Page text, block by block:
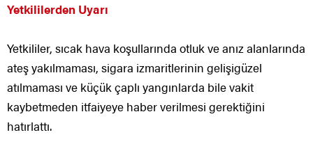
Yetkililerden Uyarı
Yetkililer, sıcak hava koşullarında otluk ve anız alanlarında
ateş yakılmaması, sigara izmaritlerinin gelişigüzel
atılmaması ve küçük çaplı yangınlarda bile vakit
kaybetmeden itfaiyeye haber verilmesi gerektiğini
hatırlattı.